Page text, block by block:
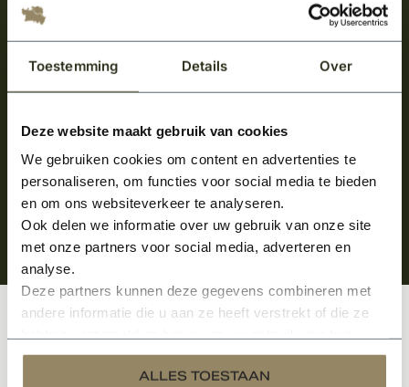
Toestemming Details Over
Deze website maakt gebruik van cookies
We gebruiken cookies om content en advertenties te
personaliseren, om functies voor social media te bieden
en om ons websiteverkeer te analyseren.
Ook delen we informatie over uw gebruik van onze site
met onze partners voor social media, adverteren en
analyse.
Deze partners kunnen deze gegevens combineren met
andere informatie die u aan ze heeft verstrekt of die ze
services.
ALLES TOESTAAN
Meld je aan en ontvang het laatste nieuws
over onze kempische bouwstijl!
Aanmelden voor de nieuwsbrief
Klantenservice